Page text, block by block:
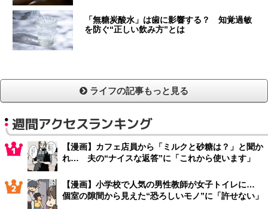
「無糖炭酸水」は歯に影響する？ 知覚過敏
を防ぐ“正しい飲み方”とは
ライフの記事もっと見る
週間アクセスランキング
【漫画】カフェ店員から「ミルクと砂糖は？」と聞か
れ… 夫の“ナイスな返答”に「これから使います」
【漫画】小学校で人気の男性教師が女子トイレに…
個室の隙間から見えた“恐ろしいモノ”に「許せない」